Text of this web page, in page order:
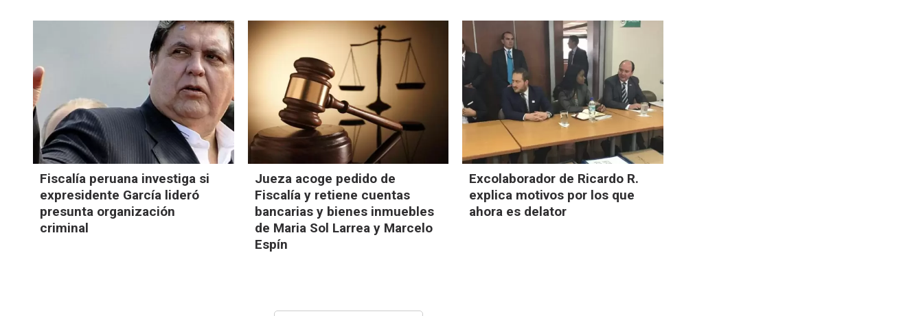
Fiscalía peruana investiga si
expresidente García lideró
presunta organización
criminal
Jueza acoge pedido de
Fiscalía y retiene cuentas
bancarias y bienes inmuebles
de Maria Sol Larrea y Marcelo
Espín
Excolaborador de Ricardo R.
explica motivos por los que
ahora es delator